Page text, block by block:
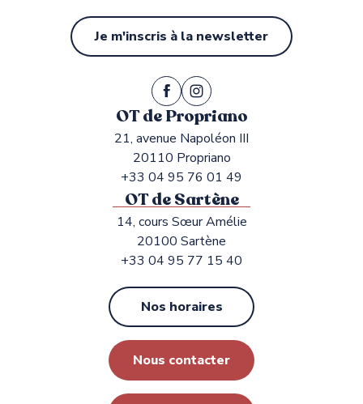
Je m'inscris à la newsletter
OT de Propriano
21, avenue Napoléon III
20110 Propriano
+33 04 95 76 01 49
OT de Sartène
14, cours Sœur Amélie
20100 Sartène
+33 04 95 77 15 40
Nos horaires
Nous contacter